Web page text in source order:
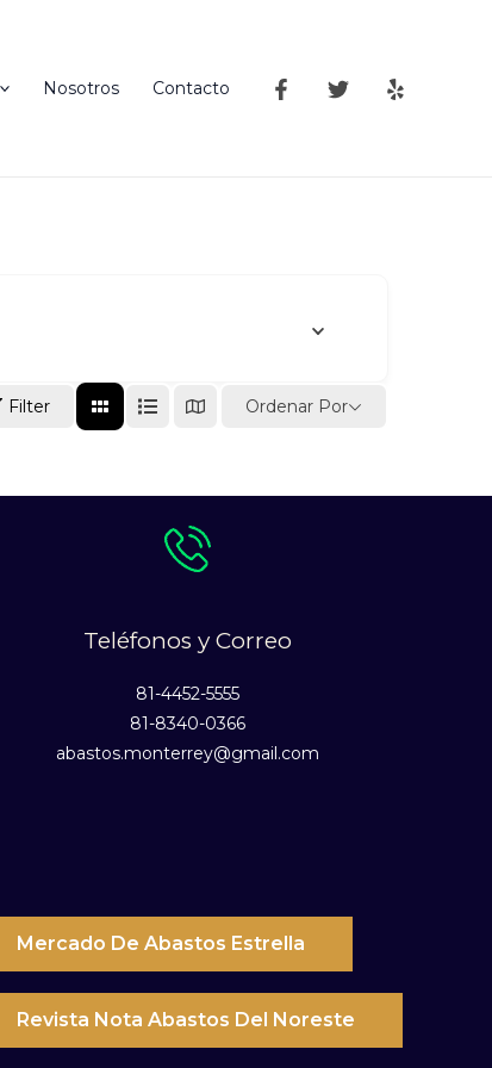
Nosotros Contacto
Filter Ordenar Por
Teléfonos y Correo
81-4452-5555
81-8340-0366
abastos.monterrey@gmail.com
Mercado De Abastos Estrella
Revista Nota Abastos Del Noreste